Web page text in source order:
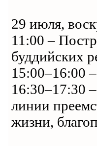
29 июля,
11:00 –
буддийских
15:00–16:00
16:30–17:30
линии
жизни,